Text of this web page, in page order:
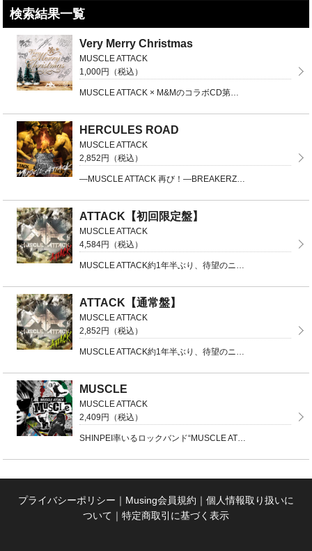
検索結果一覧
Very Merry Christmas
MUSCLE ATTACK
1,000円（税込）
MUSCLE ATTACK × M&MのコラボCD第三弾！2020年12月12日（土）に開催された「 ...
HERCULES ROAD
MUSCLE ATTACK
2,852円（税込）
―MUSCLE ATTACK 再び！―BREAKERZのギタリスト、SHINPEIのソロプロジェクト ...
ATTACK【初回限定盤】
MUSCLE ATTACK
4,584円（税込）
MUSCLE ATTACK約1年半ぶり、待望のニューアルバム初回限定盤【CD＋DVD】品番：ZACL ...
ATTACK【通常盤】
MUSCLE ATTACK
2,852円（税込）
MUSCLE ATTACK約1年半ぶり、待望のニューアルバム通常盤【CD Only】品番：ZACL- ...
MUSCLE
MUSCLE ATTACK
2,409円（税込）
SHINPEI率いるロックバンド“MUSCLE ATTACK”待望のCDリリース決定!!バンド名の通 ...
プライバシーポリシー ｜ Musing会員規約 ｜ 個人情報取り扱いに
ついて ｜ 特定商取引に基づく表示